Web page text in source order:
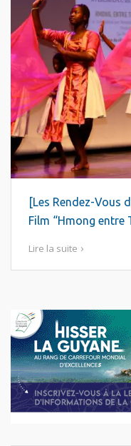
[Les Rendez-Vous
Film “Hmong entre
Lire la suite